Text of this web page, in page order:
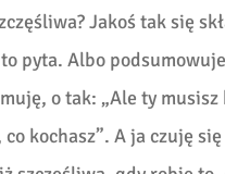
Jakoś tak się
pyta. Albo
o tak: „Ale ty musisz
kochasz”. A ja czuję